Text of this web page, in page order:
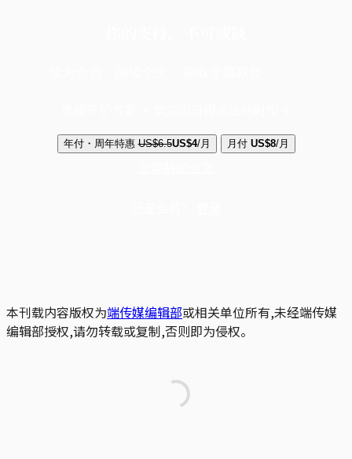
年付・周年特惠 US$6.5US$4/月 月付 US$8/月
本刊载内容版权为端传媒编辑部或相关单位所有,未经端传媒
编辑部授权,请勿转载或复制,否则即为侵权。